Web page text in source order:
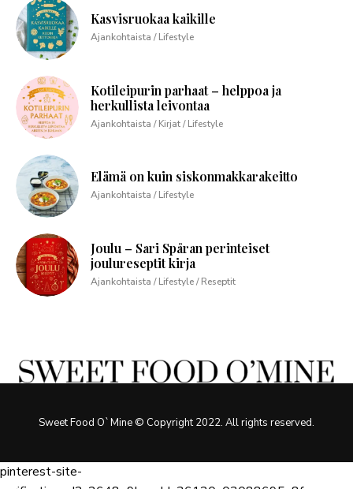
Kasvisruokaa kaikille
Ajankohtaista / Lifestyle
Kotileipurin parhaat – helppoa ja
herkullista leivontaa
Ajankohtaista / Kirjat / Lifestyle
Elämä on kuin siskonmakkarakeitto
Ajankohtaista / Lifestyle
Joulu – Sari Spåran perinteiset
joulureseptit kirja
Ajankohtaista / Lifestyle / Reseptit
Sweet Food O`Mine © Copyright 2022. All rights reserved.
pinterest-site-